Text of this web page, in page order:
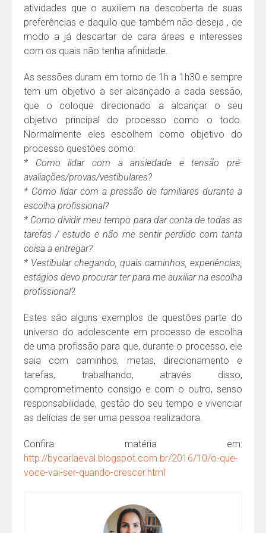
atividades que o auxiliem na descoberta de suas
preferências e daquilo que também não deseja , de
modo a já descartar de cara áreas e interesses
com os quais não tenha afinidade.
As sessões duram em torno de 1h a 1h30 e sempre
tem um objetivo a ser alcançado a cada sessão,
que o coloque direcionado a alcançar o seu
objetivo principal do processo como o todo.
Normalmente eles escolhem como objetivo do
processo questões como:
* Como lidar com a ansiedade e tensão pré-
avaliações/provas/vestibulares?
* Como lidar com a pressão de familiares durante a
escolha profissional?
* Como dividir meu tempo para dar conta de todas as
tarefas / estudo e não me sentir perdido com tanta
coisa a entregar?
* Vestibular chegando, quais caminhos, experiências,
estágios devo procurar ter para me auxiliar na escolha
profissional?
Estes são alguns exemplos de questões parte do
universo do adolescente em processo de escolha
de uma profissão para que, durante o processo, ele
saia com caminhos, metas, direcionamento e
tarefas, trabalhando, através disso,
comprometimento consigo e com o outro, senso
responsabilidade, gestão do seu tempo e vivenciar
as delícias de ser uma pessoa realizadora.
Confira matéria em:
http://bycarlaeval.blogspot.com.br/2016/10/o-que-
voce-vai-ser-quando-crescer.html